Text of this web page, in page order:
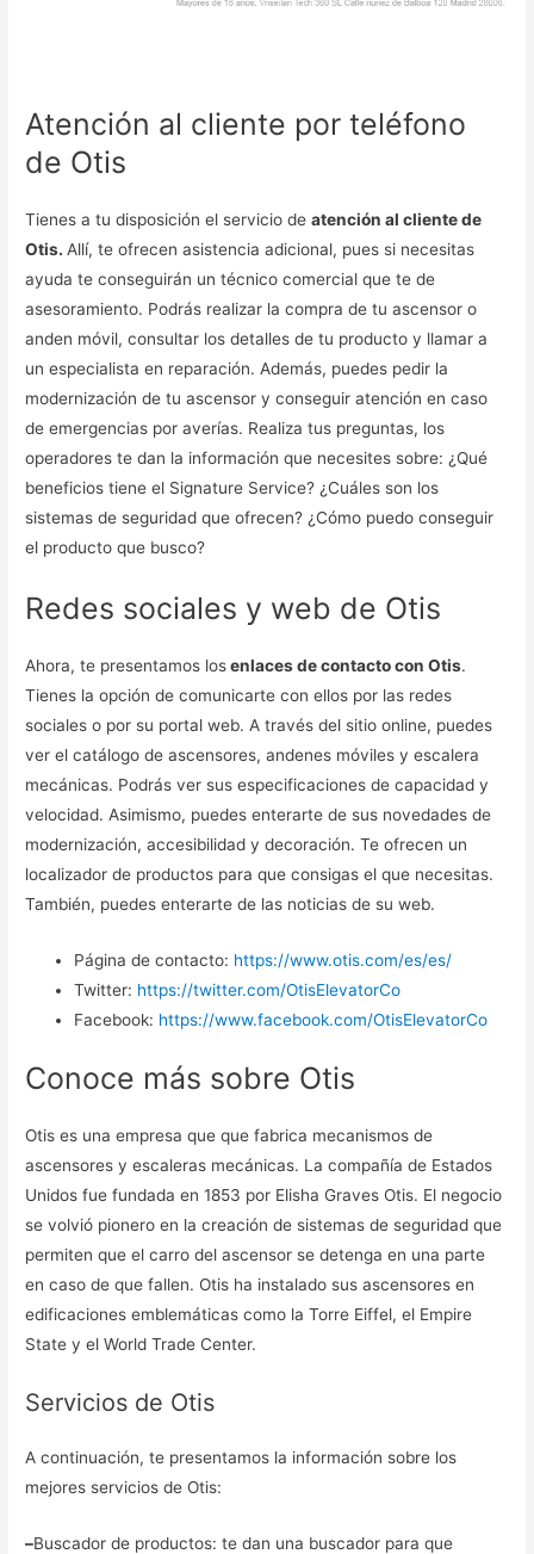
Atención al cliente por teléfono
de Otis
Tienes a tu disposición el servicio deatención al cliente de
Otis. Allí, te ofrecen asistencia adicional, pues si necesitas
ayuda te conseguirán un técnico comercial que te de
asesoramiento. Podrás realizar la compra de tu ascensor o
anden móvil, consultar los detalles de tu producto y llamar a
un especialista en reparación. Además, puedes pedir la
modernización de tu ascensor y conseguir atención en caso
de emergencias por averías. Realiza tus preguntas, los
operadores te dan la información que necesites sobre: ¿Qué
beneficios tiene el Signature Service? ¿Cuáles son los
sistemas de seguridad que ofrecen? ¿Cómo puedo conseguir
el producto que busco?
Redes sociales y web de Otis
Ahora, te presentamos losenlaces de contacto con Otis.
Tienes la opción de comunicarte con ellos por las redes
sociales o por su portal web. A través del sitio online, puedes
ver el catálogo de ascensores, andenes móviles y escalera
mecánicas. Podrás ver sus especificaciones de capacidad y
velocidad. Asimismo, puedes enterarte de sus novedades de
modernización, accesibilidad y decoración. Te ofrecen un
localizador de productos para que consigas el que necesitas.
También, puedes enterarte de las noticias de su web.
Página de contacto: https://www.otis.com/es/es/
Twitter: https://twitter.com/OtisElevatorCo
Facebook: https://www.facebook.com/OtisElevatorCo
Conoce más sobre Otis
Otis es una empresa que que fabrica mecanismos de
ascensores y escaleras mecánicas. La compañía de Estados
Unidos fue fundada en 1853 por Elisha Graves Otis. El negocio
se volvió pionero en la creación de sistemas de seguridad que
permiten que el carro del ascensor se detenga en una parte
en caso de que fallen. Otis ha instalado sus ascensores en
edificaciones emblemáticas como la Torre Eiffel, el Empire
State y el World Trade Center.
Servicios de Otis
A continuación, te presentamos la información sobre los
mejores servicios de Otis:
–Buscador de productos: te dan una buscador para que